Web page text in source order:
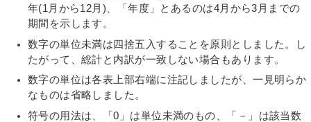
年(1月から12月)、「年度」とあるのは4月から3月までの
期間を示します。
数字の単位未満は四捨五入することを原則としました。し
たがって、総計と内訳が一致しない場合もあります。
数字の単位は各表上部右端に注記しましたが、一見明らか
なものは省略しました。
符号の用法は、「0」は単位未満のもの、「－」は該当数